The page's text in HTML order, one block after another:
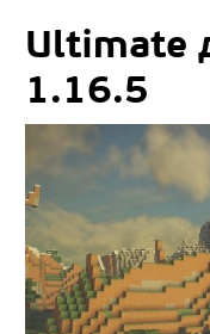
Ultimate
1.16.5